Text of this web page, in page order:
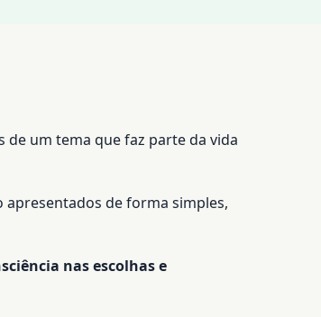
de um tema que faz parte da vida
de forma simples,
nas escolhas e